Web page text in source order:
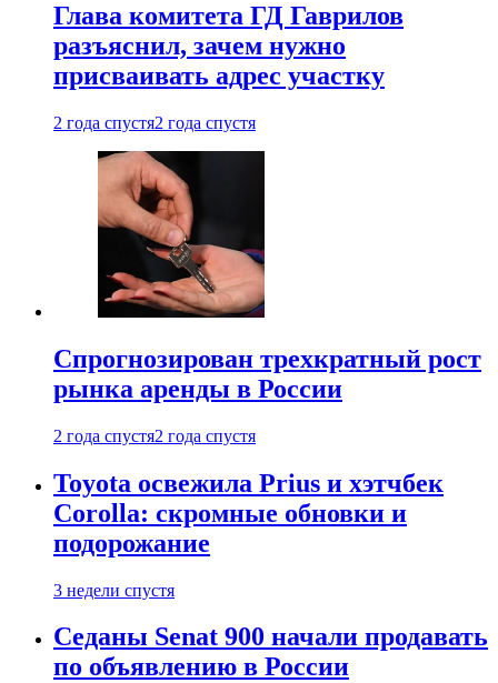
Глава комитета ГД Гаврилов
разъяснил, зачем нужно
присваивать адрес участку
2 года спустя2 года спустя
Спрогнозирован трехкратный рост
рынка аренды в России
2 года спустя2 года спустя
Toyota освежила Prius и хэтчбек
Corolla: скромные обновки и
подорожание
3 недели спустя
Седаны Senat 900 начали продавать
по объявлению в России